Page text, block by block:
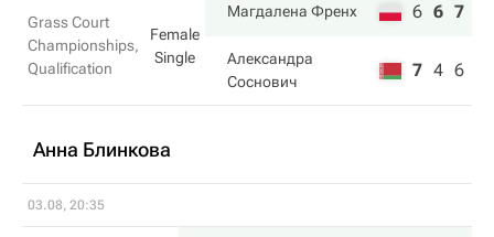
Grass Court
Championships,
Qualification
Female
Single
Магдалена Френх 6 6 7
Александра
Соснович
7 4 6
Анна Блинкова
03.08, 20:35